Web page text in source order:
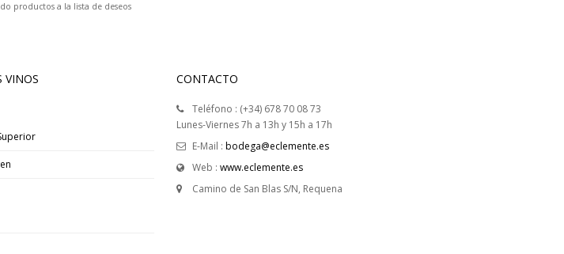
productos a la lista de deseos
VINOS CONTACTO
Teléfono : (+34) 678 70 08 73
Lunes-Viernes 7h a 13h y 15h a 17h
E-Mail : bodega@eclemente.es
Web : www.eclemente.es
Camino de San Blas S/N, Requena